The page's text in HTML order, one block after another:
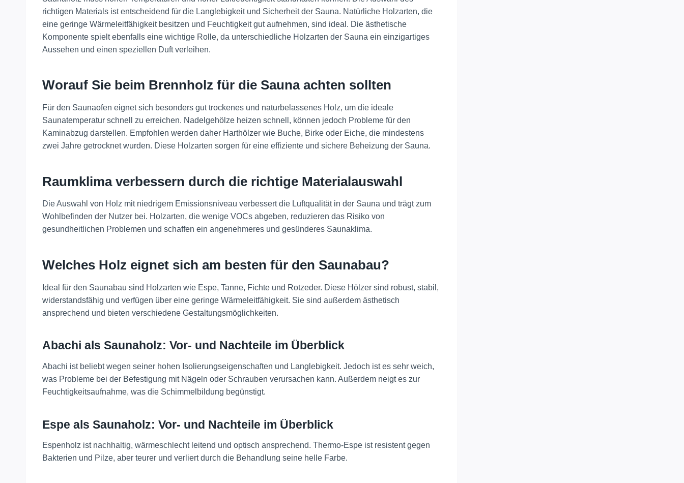
richtigen Materials ist entscheidend für die Langlebigkeit und Sicherheit der Sauna. Natürliche Holzarten, die
eine geringe Wärmeleitfähigkeit besitzen und Feuchtigkeit gut aufnehmen, sind ideal. Die ästhetische
Komponente spielt ebenfalls eine wichtige Rolle, da unterschiedliche Holzarten der Sauna ein einzigartiges
Aussehen und einen speziellen Duft verleihen​​.
Worauf Sie beim Brennholz für die Sauna achten sollten
Für den Saunaofen eignet sich besonders gut trockenes und naturbelassenes Holz, um die ideale
Saunatemperatur schnell zu erreichen. Nadelgehölze heizen schnell, können jedoch Probleme für den
Kaminabzug darstellen. Empfohlen werden daher Harthölzer wie Buche, Birke oder Eiche, die mindestens
zwei Jahre getrocknet wurden. Diese Holzarten sorgen für eine effiziente und sichere Beheizung der Sauna​​.
Raumklima verbessern durch die richtige Materialauswahl
Die Auswahl von Holz mit niedrigem Emissionsniveau verbessert die Luftqualität in der Sauna und trägt zum
Wohlbefinden der Nutzer bei. Holzarten, die wenige VOCs abgeben, reduzieren das Risiko von
gesundheitlichen Problemen und schaffen ein angenehmeres und gesünderes Saunaklima​​.
Welches Holz eignet sich am besten für den Saunabau?
Ideal für den Saunabau sind Holzarten wie Espe, Tanne, Fichte und Rotzeder. Diese Hölzer sind robust, stabil,
widerstandsfähig und verfügen über eine geringe Wärmeleitfähigkeit. Sie sind außerdem ästhetisch
ansprechend und bieten verschiedene Gestaltungsmöglichkeiten​​.
Abachi als Saunaholz: Vor- und Nachteile im Überblick
Abachi ist beliebt wegen seiner hohen Isolierungseigenschaften und Langlebigkeit. Jedoch ist es sehr weich,
was Probleme bei der Befestigung mit Nägeln oder Schrauben verursachen kann. Außerdem neigt es zur
Feuchtigkeitsaufnahme, was die Schimmelbildung begünstigt​​.
Espe als Saunaholz: Vor- und Nachteile im Überblick
Espenholz ist nachhaltig, wärmeschlecht leitend und optisch ansprechend. Thermo-Espe ist resistent gegen
Bakterien und Pilze, aber teurer und verliert durch die Behandlung seine helle Farbe​​.